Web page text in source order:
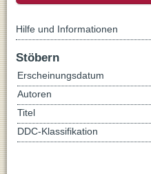
Hilfe und Informationen
Stöbern
Erscheinungsdatum
Autoren
Titel
DDC-Klassifikation